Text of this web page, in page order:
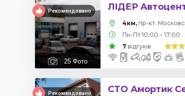
Рекомендовано
25 Фото
ЛІДЕР
4км, пр-кт.
Пн-Пт 10:00 – 17:00
7 відгуків
Рекомендовано СТО Амортик